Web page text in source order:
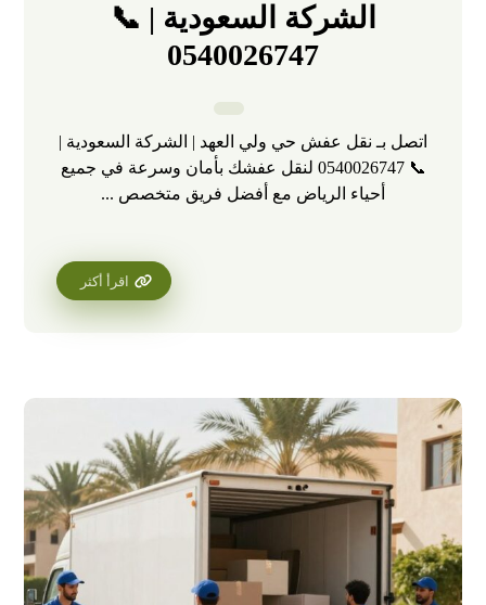
الشركة السعودية | 📞
0540026747
اتصل بـ نقل عفش حي ولي العهد | الشركة السعودية |
📞 0540026747 لنقل عفشك بأمان وسرعة في جميع
أحياء الرياض مع أفضل فريق متخصص ...
اقرأ أكثر